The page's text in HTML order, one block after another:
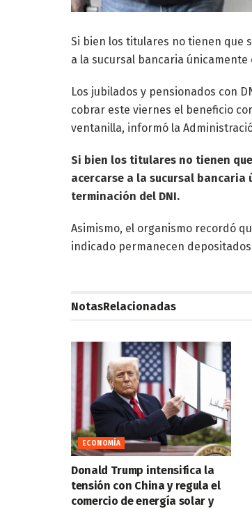
Si bien los titulares no tienen que
a la sucursal bancaria
Los jubilados y pensionados con
cobrar este viernes el beneficio
ventanilla, informó la
Si bien los titulares no tienen
acercarse a la sucursal bancaria
terminación del DNI.
Asimismo, el organismo recordó
indicado permanecen
NotasRelacionadas
ECONOMÍA
Donald Trump intensifica la
tensión con China y regula el
comercio de energía solar y